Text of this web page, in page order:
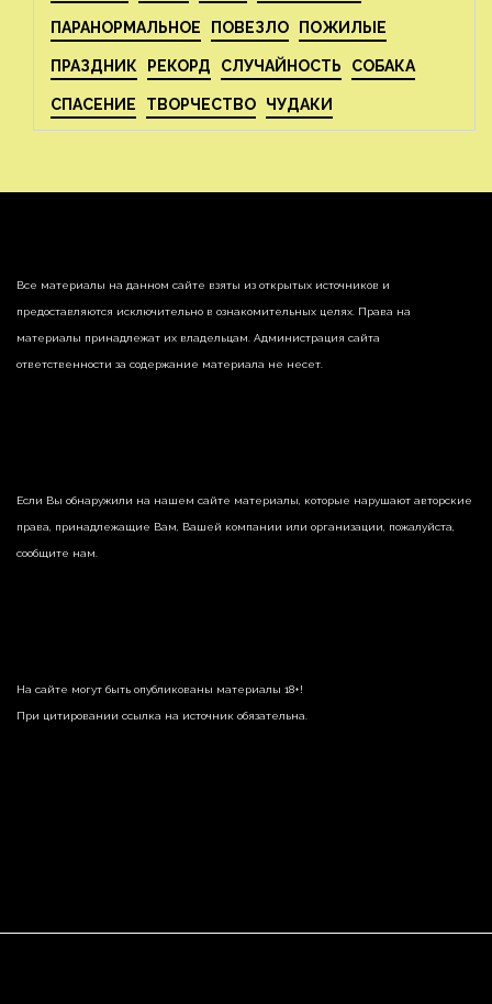
ПАРАНОРМАЛЬНОЕ ПОВЕЗЛО ПОЖИЛЫЕ
ПРАЗДНИК РЕКОРД СЛУЧАЙНОСТЬ СОБАКА
СПАСЕНИЕ ТВОРЧЕСТВО ЧУДАКИ
Все материалы на данном сайте взяты из открытых источников и
предоставляются исключительно в ознакомительных целях. Права на
материалы принадлежат их владельцам. Администрация сайта
ответственности за содержание материала не несет.
Если Вы обнаружили на нашем сайте материалы, которые нарушают авторские
права, принадлежащие Вам, Вашей компании или организации, пожалуйста,
сообщите нам.
На сайте могут быть опубликованы материалы 18+!
При цитировании ссылка на источник обязательна.